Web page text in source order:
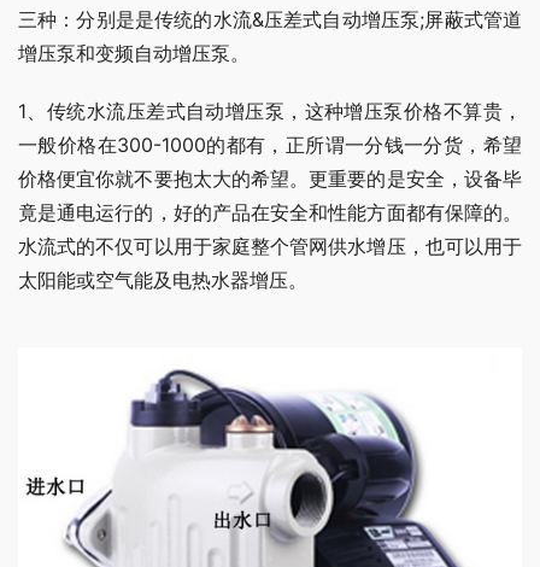
三种：分别是是传统的水流&压差式自动增压泵;屏蔽式管道
增压泵和变频自动增压泵。
1、传统水流压差式自动增压泵，这种增压泵价格不算贵，
一般价格在300-1000的都有，正所谓一分钱一分货，希望
价格便宜你就不要抱太大的希望。更重要的是安全，设备毕
竟是通电运行的，好的产品在安全和性能方面都有保障的。
水流式的不仅可以用于家庭整个管网供水增压，也可以用于
太阳能或空气能及电热水器增压。